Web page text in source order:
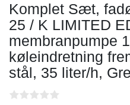
Komplet Sæt,
25 / K LIMITED
membranpumpe
køleindretning
stål, 35 liter/h,